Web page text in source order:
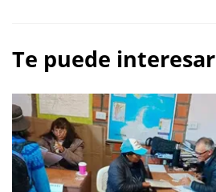
Te puede interesar